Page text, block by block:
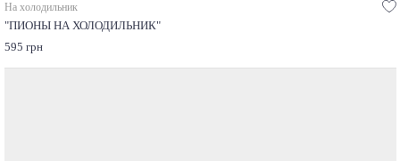
На холодильник
"ПИОНЫ НА ХОЛОДИЛЬНИК"
595 грн